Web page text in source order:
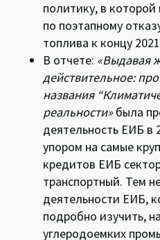
политику, в которой
по поэтапному
топлива к концу
В отчете: «Выдавая
действительное:
названия
реальности» была
деятельность ЕИБ в
упором на самые
кредитов ЕИБ
транспортный. Тем
деятельности ЕИБ,
подробно изучить,
углеродоемких